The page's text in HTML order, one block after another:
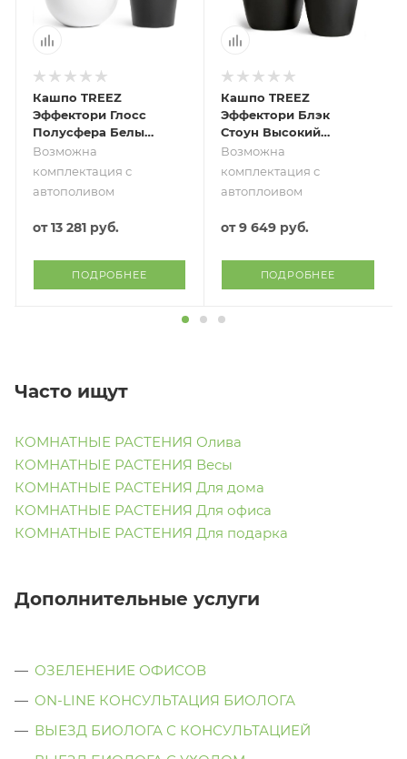
Кашпо TREEZ
Эффектори Глосс
Полусфера Белый
глянцевый лак
Возможна
комплектация с
автополивом
от13 281 руб.
ПОДРОБНЕЕ
Кашпо TREEZ
Эффектори Блэк
Стоун Высокий
округлый конус
Антрацит
Возможна
комплектация с
автоплоивом
от9 649 руб.
ПОДРОБНЕЕ
Часто ищут
КОМНАТНЫЕ РАСТЕНИЯ Олива
КОМНАТНЫЕ РАСТЕНИЯ Весы
КОМНАТНЫЕ РАСТЕНИЯ Для дома
КОМНАТНЫЕ РАСТЕНИЯ Для офиса
КОМНАТНЫЕ РАСТЕНИЯ Для подарка
Дополнительные услуги
ОЗЕЛЕНЕНИЕ ОФИСОВ
ON-LINE КОНСУЛЬТАЦИЯ БИОЛОГА
ВЫЕЗД БИОЛОГА С КОНСУЛЬТАЦИЕЙ